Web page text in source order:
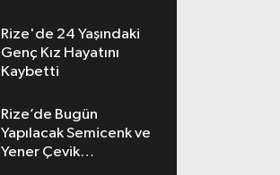
Rize'de 24 Yaşındaki
Genç Kız Hayatını
Kaybetti
Rize’de Bugün
Yapılacak Semicenk ve
Yener Çevik